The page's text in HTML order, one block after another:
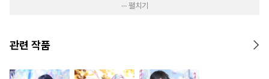
··· 펼치기
관련 작품